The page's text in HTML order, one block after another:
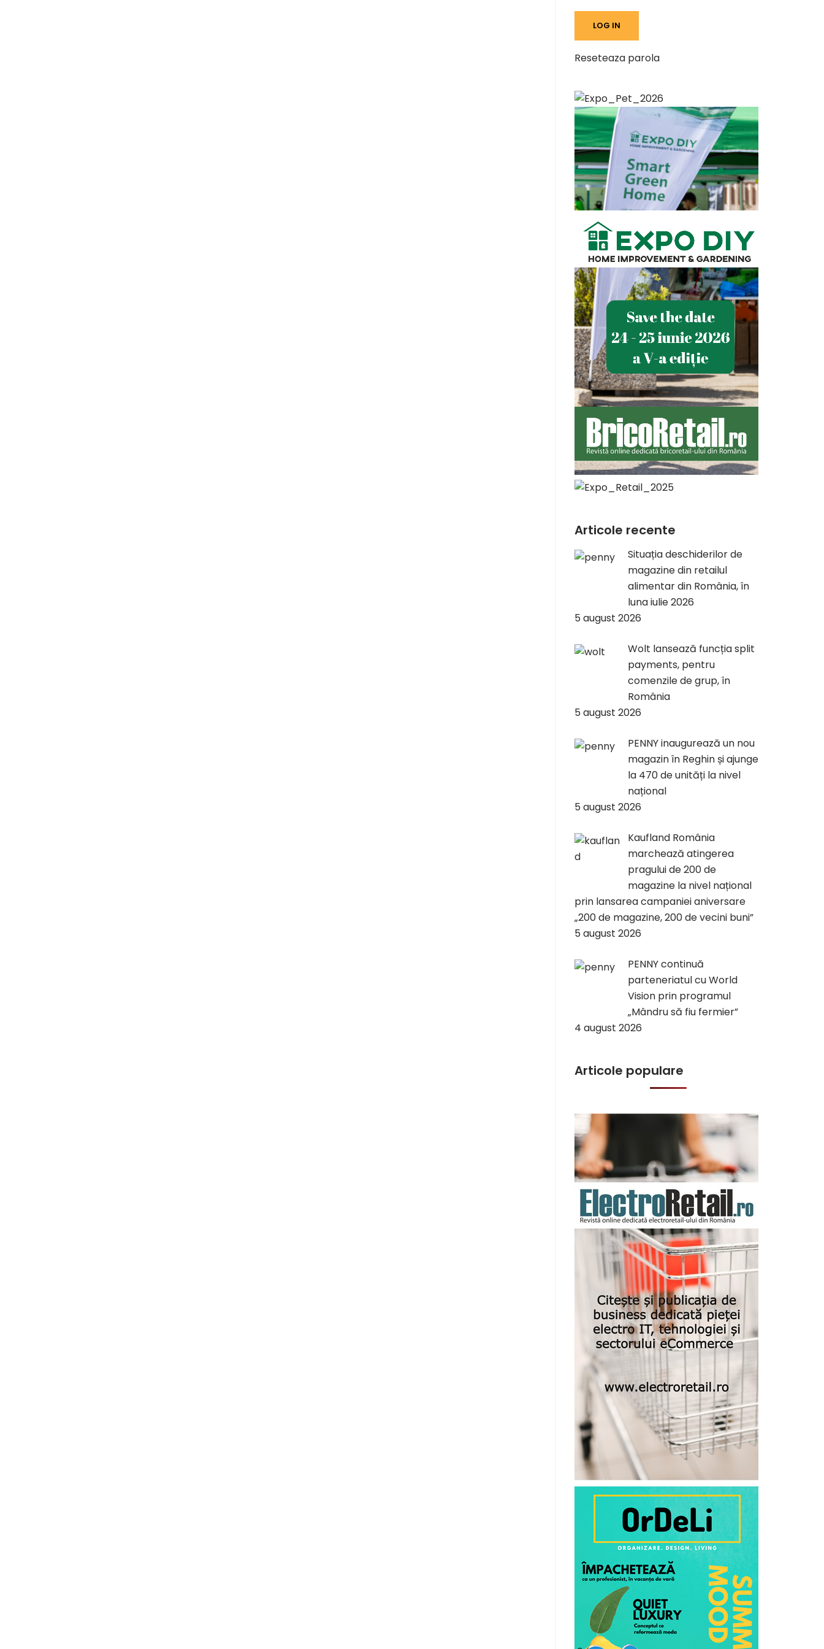
Reseteaza parola
Articole recente
Situația deschiderilor de
magazine din retailul
alimentar din România, în
luna iulie 2026
5 august 2026
Wolt lansează funcția split
payments, pentru
comenzile de grup, în
România
5 august 2026
PENNY inaugurează un nou
magazin în Reghin și ajunge
la 470 de unități la nivel
național
5 august 2026
Kaufland România
marchează atingerea
pragului de 200 de
magazine la nivel național
prin lansarea campaniei aniversare
„200 de magazine, 200 de vecini buni”
5 august 2026
PENNY continuă
parteneriatul cu World
Vision prin programul
„Mândru să fiu fermier”
4 august 2026
Articole populare